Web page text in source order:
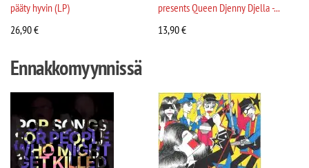
pääty hyvin (LP)
26,90€
presents Queen Djenny Djella -...
13,90€
Ennakkomyynnissä